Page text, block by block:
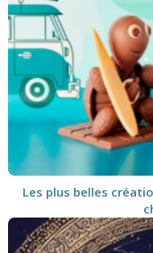
Les plus belles